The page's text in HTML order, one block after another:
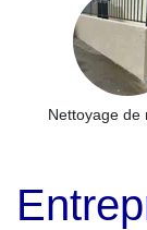
Nettoyage de